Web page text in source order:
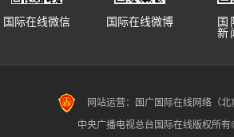
国
新
国际在线微博
国际在线微信
网站运营：国广国际在线网络（北
中央广播电视总台国际在线版权所